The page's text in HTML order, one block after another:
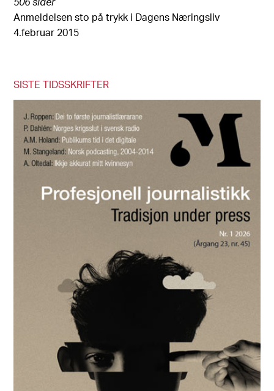
506 sider
Anmeldelsen sto på trykk i Dagens Næringsliv
4.februar 2015
SISTE TIDSSKRIFTER